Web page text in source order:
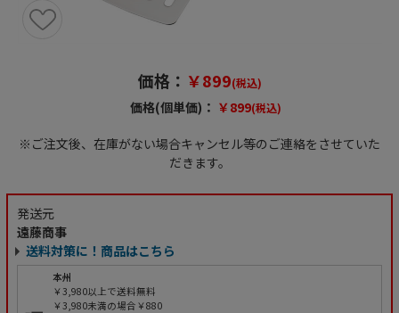
価格： ￥899(税込)
価格(個単価)： ￥899(税込)
※ご注文後、在庫がない場合キャンセル等のご連絡をさせていた
だきます。
発送元
遠藤商事
送料対策に！商品はこちら
本州
￥3,980以上で送料無料
￥3,980未満の場合￥880